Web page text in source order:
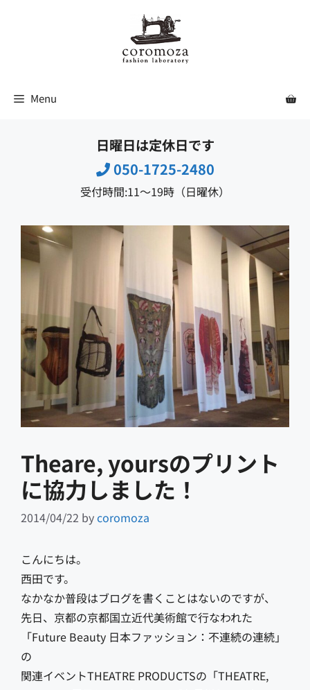
Menu
日曜日は定休日です
050-1725-2480
受付時間:11〜19時（日曜休）
Theare, yoursのプリント
に協力しました！
2014/04/22 bycoromoza
こんにちは。
西田です。
なかなか普段はブログを書くことはないのですが、
先日、京都の京都国立近代美術館で行なわれた
「Future Beauty 日本ファッション：不連続の連続」
の
関連イベントTHEATRE PRODUCTSの「THEATRE,